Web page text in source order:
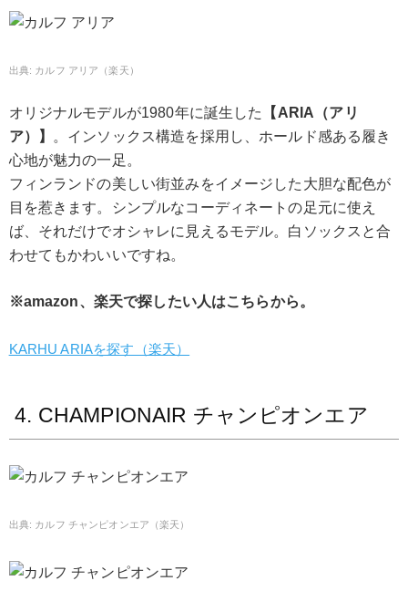
カルフ アリア（楽天）
オリジナルモデルが1980年に誕生した
【ARIA（アリ
ア）】
。インソックス構造を採用し、ホールド感ある履き
心地が魅力の一足。
フィンランドの美しい街並みをイメージした大胆な配色が
目を惹きます。シンプルなコーディネートの足元に使え
ば、それだけでオシャレに見えるモデル。白ソックスと合
わせてもかわいいですね。
※amazon、楽天で探したい人はこちらから。
KARHU ARIAを探す（楽天）
4. CHAMPIONAIR チャンピオンエア
カルフ チャンピオンエア（楽天）